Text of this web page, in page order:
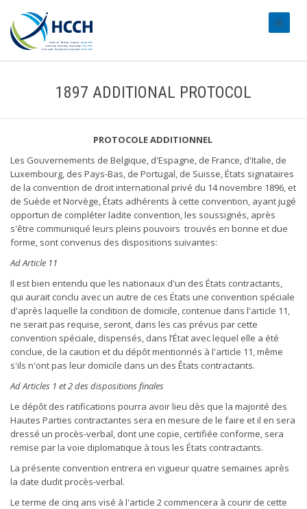
1897 ADDITIONAL PROTOCOL
PROTOCOLE ADDITIONNEL
Les Gouvernements de Belgique, d'Espagne, de France, d'Italie, de
Luxembourg, des Pays-Bas, de Portugal, de Suisse, États signataires
de la convention de droit international privé du 14 novembre 1896, et
de Suède et Norvège, États adhérents à cette convention, ayant jugé
opportun de compléter ladite convention, les soussignés, après
s'être communiqué leurs pleins pouvoirs trouvés en bonne et due
forme, sont convenus des dispositions suivantes:
Ad Article 11
Il est bien entendu que les nationaux d'un des États contractants,
qui aurait conclu avec un autre de ces États une convention spéciale
d'après laquelle la condition de domicile, contenue dans l'article 11,
ne serait pas requise, seront, dans les cas prévus par cette
convention spéciale, dispensés, dans l’État avec lequel elle a été
conclue, de la caution et du dépôt mentionnés à l'article 11, même
s'ils n'ont pas leur domicile dans un des Êtats contractants.
Ad Articles 1 et 2 des dispositions finales
Le dépôt des ratifications pourra avoir lieu dès que la majorité des
Hautes Parties contractantes sera en mesure de le faire et il en sera
dressé un procès-verbal, dont une copie, certifiée conforme, sera
remise par la voie diplomatique à tous les États contractants.
La présente convention entrera en vigueur quatre semaines après
la date dudit procès-verbal.
Le terme de cinq ans visé à l'article 2 commencera à courir de cette